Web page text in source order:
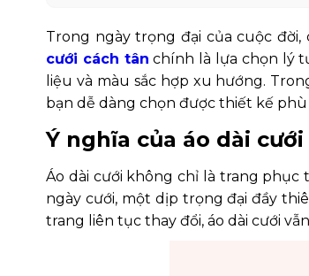
Trong ngày trọng đại của cuộc
cưới cách tân chính là lựa chọn lý
liệu và màu sắc hợp xu hướng.
bạn dễ dàng chọn được thiết kế
Ý nghĩa của áo dài
Áo dài cưới không chỉ là trang
ngày cưới, một dịp trọng đại đầy
trang liên tục thay đổi, áo dài cưới